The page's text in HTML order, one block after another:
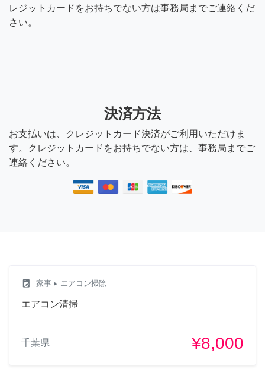
レジットカードをお持ちでない方は事務局までご連絡くだ
さい。
決済方法
お支払いは、クレジットカード決済がご利用いただけま
す。クレジットカードをお持ちでない方は、事務局までご
連絡ください。
local_laundry_service 家事 ▸ エアコン掃除
エアコン清掃
千葉県 ¥8,000